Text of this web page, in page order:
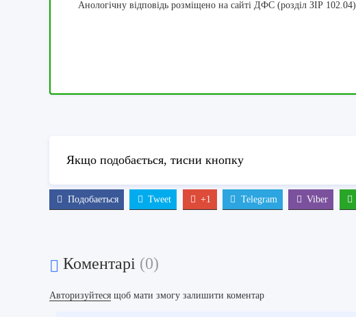
Анологічну відповідь розміщено на сайті ДФС (розділ ЗІР 102.04)
Якщо подобається, тисни кнопку
Подобаеться Tweet +1 Telegram Viber
Коментарі (0)
Авторизуйтеся щоб мати змогу залишити коментар